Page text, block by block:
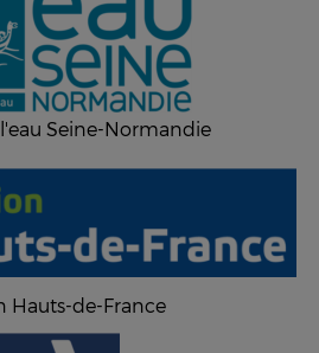
Seine-Normandie
Hauts-de-France